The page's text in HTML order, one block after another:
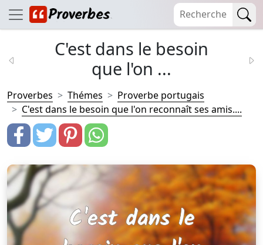
C'est dans le besoin
que l'on ...
Proverbes Thémes
Proverbe portugais
C'est dans le besoin que l'on reconnaît ses amis....